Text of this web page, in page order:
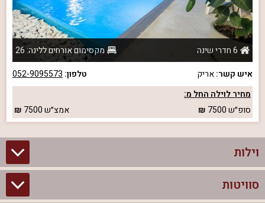
6 חדרי שינה
מקסימום אורחים ללינה: 26
איש קשר:אריק טלפון: 052-9095573
מחיר לוילה החל מ:
סופ״ש7500 אמצ״ש7500
וילות
וילות בצפון
סוויטות